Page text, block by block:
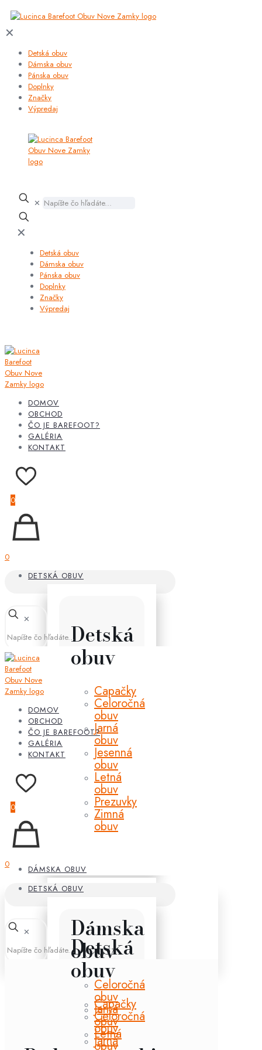
✕
Detská obuv
Dámska obuv
Pánska obuv
Doplnky
Značky
Výpredaj
✕
✕
Detská obuv
Dámska obuv
Pánska obuv
Doplnky
Značky
Výpredaj
DOMOV
OBCHOD
ČO JE BAREFOOT?
GALÉRIA
KONTAKT
0
0
DETSKÁ OBUV
Detská
obuv
Capačky
Celoročná
obuv
Jarná
obuv
Jesenná
obuv
Letná
obuv
Prezuvky
Zimná
obuv
DÁMSKA OBUV
Dámska
obuv
Celoročná
obuv
Jarná
obuv
Letná
obuv
✕
DOMOV
OBCHOD
ČO JE BAREFOOT?
GALÉRIA
KONTAKT
0
0
DETSKÁ OBUV
Detská
obuv
Capačky
Celoročná
obuv
Jarná
✕